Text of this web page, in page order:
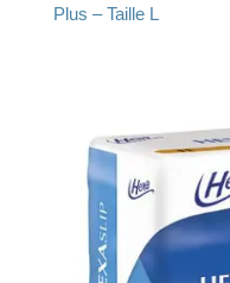
Plus – Taille L